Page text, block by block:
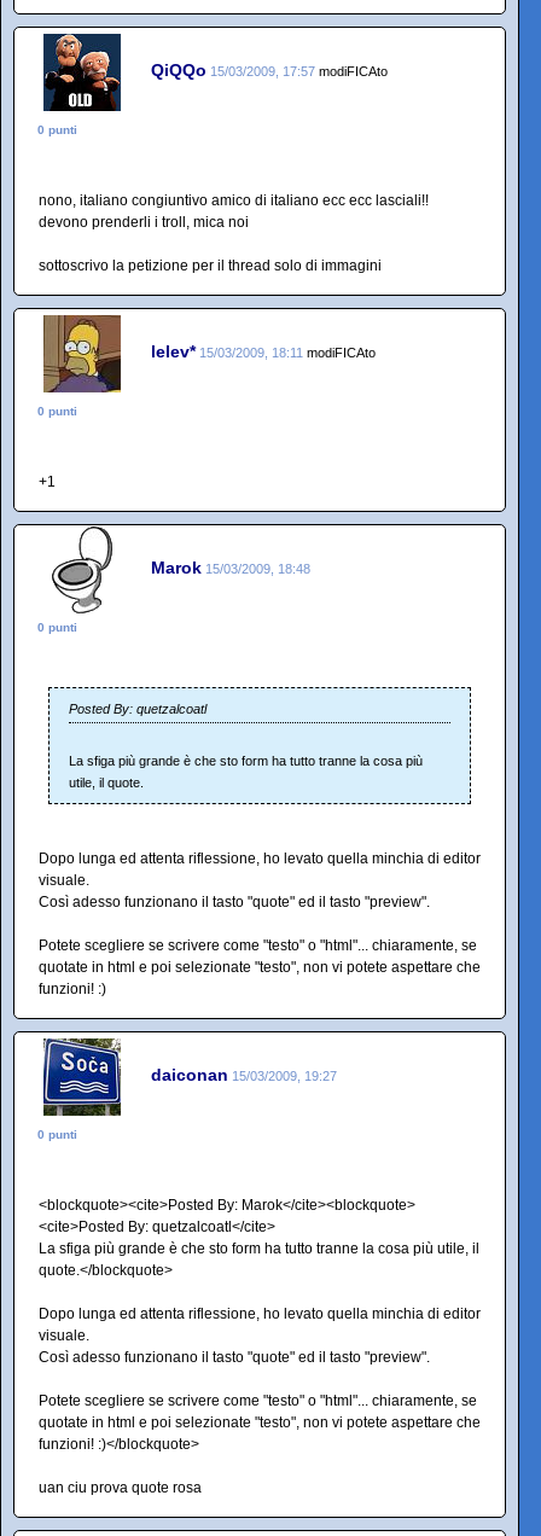
QiQQo 15/03/2009, 17:57 modiFICAto
0 punti
nono, italiano congiuntivo amico di italiano ecc ecc lasciali!!
devono prenderli i troll, mica noi
sottoscrivo la petizione per il thread solo di immagini
lelev* 15/03/2009, 18:11 modiFICAto
0 punti
+1
Marok 15/03/2009, 18:48
0 punti
Posted By: quetzalcoatl
La sfiga più grande è che sto form ha tutto tranne la cosa più
utile, il quote.
Dopo lunga ed attenta riflessione, ho levato quella minchia di editor
visuale.
Così adesso funzionano il tasto "quote" ed il tasto "preview".
Potete scegliere se scrivere come "testo" o "html"... chiaramente, se
quotate in html e poi selezionate "testo", non vi potete aspettare che
funzioni! :)
daiconan 15/03/2009, 19:27
0 punti
<blockquote><cite>Posted By: Marok</cite><blockquote>
<cite>Posted By: quetzalcoatl</cite>
La sfiga più grande è che sto form ha tutto tranne la cosa più utile, il
quote.</blockquote>
Dopo lunga ed attenta riflessione, ho levato quella minchia di editor
visuale.
Così adesso funzionano il tasto "quote" ed il tasto "preview".
Potete scegliere se scrivere come "testo" o "html"... chiaramente, se
quotate in html e poi selezionate "testo", non vi potete aspettare che
funzioni! :)</blockquote>
uan ciu prova quote rosa